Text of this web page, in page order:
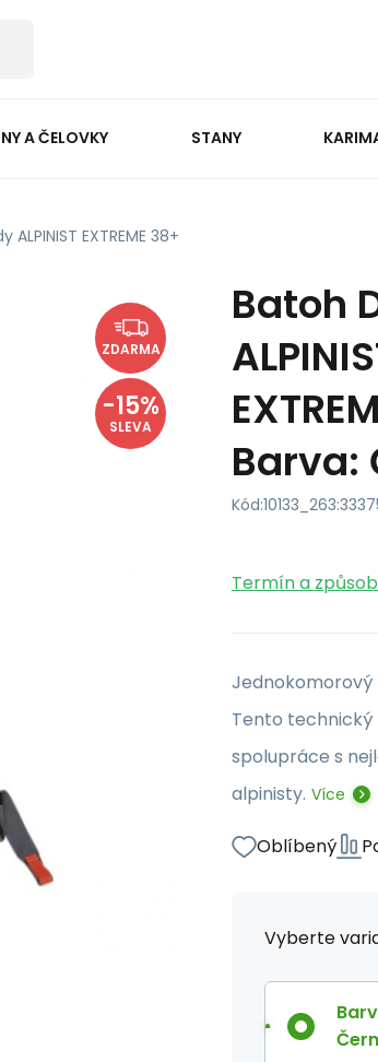
A ČELOVKY STANY
ALPINIST EXTREME 38+
ZDARMA
-15%
SLEVA
Batoh
Barva:
Kód:
Termín a
Jednokomorový
Tento technický
spolupráce s
alpinisty. Více
Oblíbený
Vyberte